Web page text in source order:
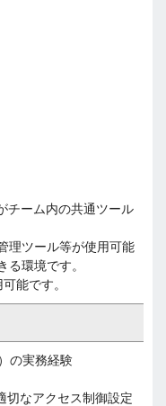
チーム内の共通ツール
理ツール等が使用可能
る環境です。
能です。
の実務経験
切なアクセス制御設定